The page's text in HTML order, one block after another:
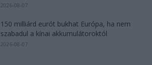
2026-08-07
150 milliárd eurót bukhat Európa, ha nem
szabadul a kínai akkumulátoroktól
2026-08-07